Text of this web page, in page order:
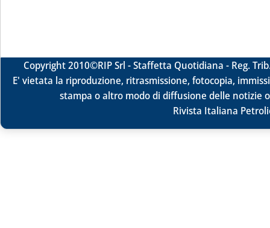
Copyright 2010©RIP Srl -Staffetta Quotidiana - Reg.
E' vietata la riproduzione, ritrasmissione, fotocopia,
stampa o altro modo di diffusione delle notizie
Rivista Italiana